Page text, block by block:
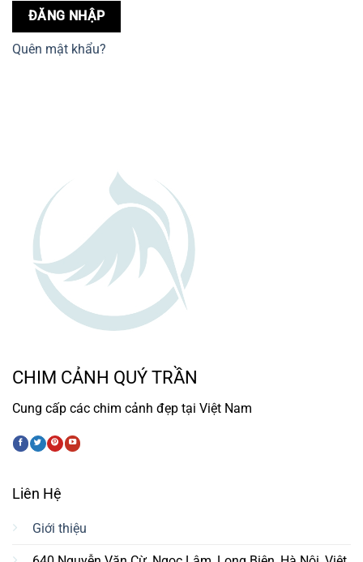
ĐĂNG NHẬP
Quên mật khẩu?
CHIM CẢNH QUÝ TRẦN
Cung cấp các chim cảnh đẹp tại Việt Nam
Liên Hệ
Giới thiệu